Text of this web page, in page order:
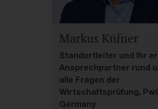
Markus Küfner
Standortleiter und Ihr
Ansprechpartner rund
alle Fragen der
Wirtschaftsprüfung,
Germany